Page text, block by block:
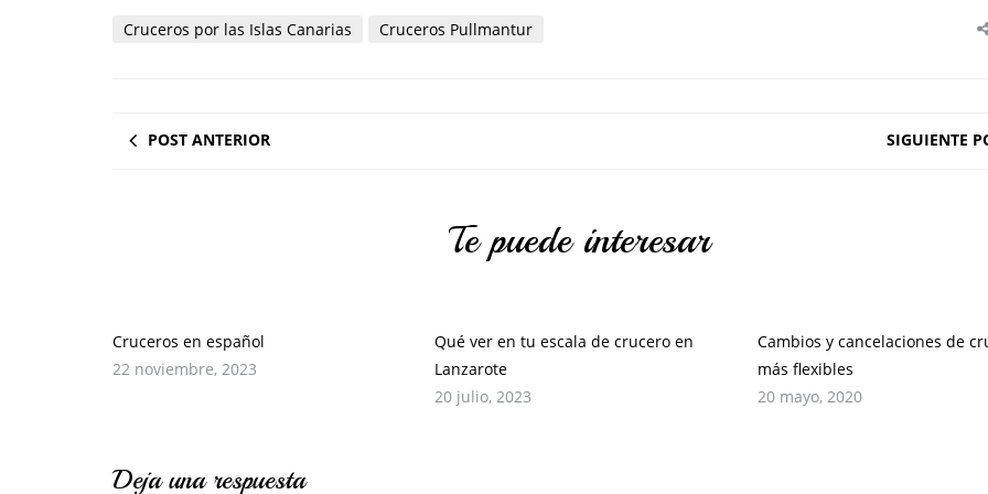
Cruceros por las Islas Canarias Cruceros Pullmantur
POST ANTERIOR SIGUIENTE
Te puede interesar
Cruceros en español
22 noviembre, 2023
Qué ver en tu escala de crucero en
Lanzarote
20 julio, 2023
Cambios y cancelaciones de
más flexibles
20 mayo, 2020
Deja una respuesta